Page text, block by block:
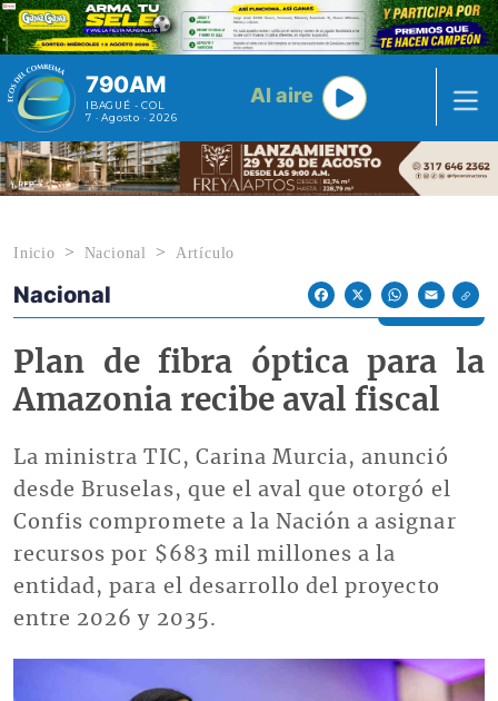
Pasar al contenido principal
790AM
IBAGUÉ - COL
7 · Agosto · 2026
Al aire
Inicio Nacional Artículo
Econoticias y Eventos
Nacional
FacebookX WhatsAppEmail
Plan de fibra óptica para la
Amazonia recibe aval fiscal
La ministra TIC, Carina Murcia, anunció
desde Bruselas, que el aval que otorgó el
Confis compromete a la Nación a asignar
recursos por $683 mil millones a la
entidad, para el desarrollo del proyecto
entre 2026 y 2035.